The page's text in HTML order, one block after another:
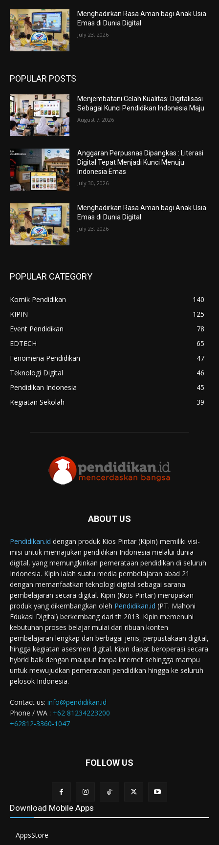
Menghadirkan Rasa Aman bagi Anak Usia
Emas di Dunia Digital
July 23, 2026
POPULAR POSTS
Menjembatani Celah Kualitas: Digitalisasi
Sebagai Kunci Pendidikan Indonesia Maju
August 7, 2026
Anggaran Perpusnas Dipangkas : Literasi
Digital Tepat Menjadi Kunci Menuju
Indonesia Emas
July 30, 2026
Menghadirkan Rasa Aman bagi Anak Usia
Emas di Dunia Digital
July 23, 2026
POPULAR CATEGORY
Komik Pendidikan
140
KIPIN
125
Event Pendidikan
78
EDTECH
65
Fenomena Pendidikan
47
Teknologi Digital
46
Pendidikan Indonesia
45
Kegiatan Sekolah
39
ABOUT US
Pendidikan.id dengan produk Kios Pintar (Kipin) memiliki visi-
misi untuk memajukan pendidikan Indonesia melalui dunia
digital, yang memungkinkan pemerataan pendidikan di seluruh
Indonesia. Kipin ialah suatu media pembelajaran abad 21
dengan memanfaatkan teknologi digital sebagai sarana
pembelajaran secara digital. Kipin (Kios Pintar) merupakan
produk yang dikembangkan oleh Pendidikan.id (PT. Mahoni
Edukasi Digital) berkembang dari th 2013. Kipin memenuhi
kebutuhan proses belajar mulai dari ribuan konten
pembelajaran lengkap dari berbagai jenis, perpustakaan digital,
hingga kegiatan asesmen digital. Kipin dapat beroperasi secara
hybrid baik dengan maupun tanpa internet sehingga mampu
untuk mewujudkan pemerataan pendidikan hingga ke seluruh
pelosok Indonesia.
Contact us: info@pendidikan.id
Phone / WA : +62 81234223200
+62812-3360-1047
FOLLOW US
Download Mobile Apps
AppsStore